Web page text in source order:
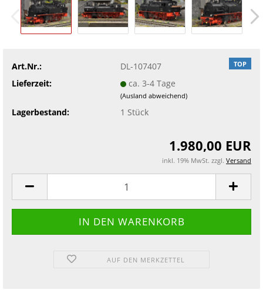
TOP
Art.Nr.:
DL-107407
Lieferzeit:
ca. 3-4 Tage
(Ausland abweichend)
Lagerbestand: 1 Stück
1.980,00 EUR
inkl. 19% MwSt. zzgl. Versand
AUF DEN MERKZETTEL